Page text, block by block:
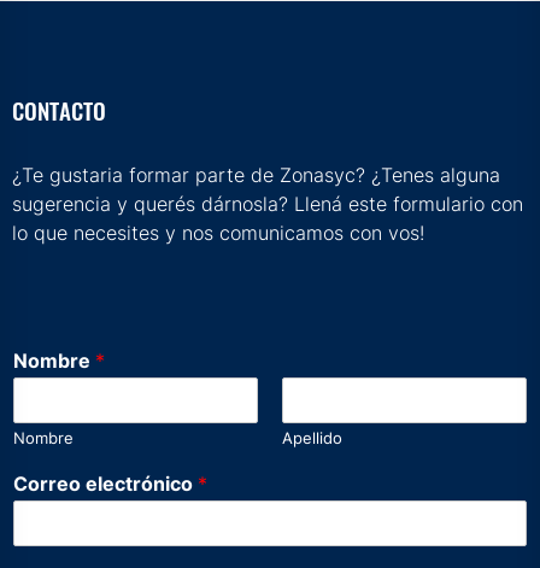
CONTACTO
¿Te gustaria formar parte de Zonasyc? ¿Tenes alguna
sugerencia y querés dárnosla? Llená este formulario con
lo que necesites y nos comunicamos con vos!
Nombre *
Nombre Apellido
*
e
e
Correo electrónico *